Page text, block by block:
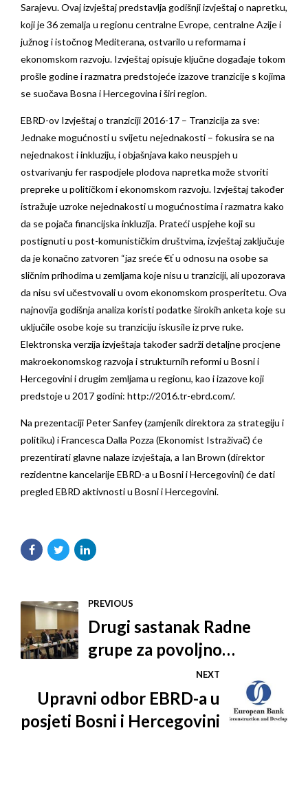
Sarajevu. Ovaj izvještaj predstavlja godišnji izvještaj o napretku,
koji je 36 zemalja u regionu centralne Evrope, centralne Azije i
južnog i istočnog Mediterana, ostvarilo u reformama i
ekonomskom razvoju. Izvještaj opisuje ključne događaje tokom
prošle godine i razmatra predstojeće izazove tranzicije s kojima
se suočava Bosna i Hercegovina i širi region.
EBRD-ov Izvještaj o tranziciji 2016-17 – Tranzicija za sve:
Jednake mogućnosti u svijetu nejednakosti – fokusira se na
nejednakost i inkluziju, i objašnjava kako neuspjeh u
ostvarivanju fer raspodjele plodova napretka može stvoriti
prepreke u političkom i ekonomskom razvoju. Izvještaj također
istražuje uzroke nejednakosti u mogućnostima i razmatra kako
da se pojača financijska inkluzija. Prateći uspjehe koji su
postignuti u post-komunističkim društvima, izvještaj zaključuje
da je konačno zatvoren “jaz sreće €ť u odnosu na osobe sa
sličnim prihodima u zemljama koje nisu u tranziciji, ali upozorava
da nisu svi učestvovali u ovom ekonomskom prosperitetu. Ova
najnovija godišnja analiza koristi podatke širokih anketa koje su
uključile osobe koje su tranziciju iskusile iz prve ruke.
Elektronska verzija izvještaja također sadrži detaljne procjene
makroekonomskog razvoja i strukturnih reformi u Bosni i
Hercegovini i drugim zemljama u regionu, kao i izazove koji
predstoje u 2017 godini: http://2016.tr-ebrd.com/.
Na prezentaciji Peter Sanfey (zamjenik direktora za strategiju i
politiku) i Francesca Dalla Pozza (Ekonomist Istraživač) će
prezentirati glavne nalaze izvještaja, a Ian Brown (direktor
rezidentne kancelarije EBRD-a u Bosni i Hercegovini) će dati
pregled EBRD aktivnosti u Bosni i Hercegovini.
PREVIOUS
Drugi sastanak Radne
grupe za povoljno
poslovno okuženje
NEXT
Upravni odbor EBRD-a u
posjeti Bosni i Hercegovini